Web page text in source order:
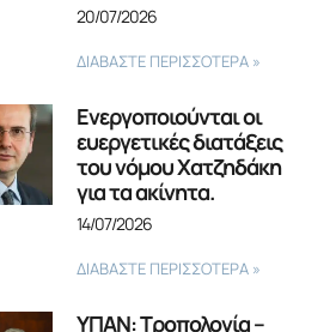
20/07/2026
ΔΙΑΒΑΣΤΕ ΠΕΡΙΣΣΟΤΕΡΑ »
Ενεργοποιούνται οι
ευεργετικές διατάξεις
του νόμου Χατζηδάκη
για τα ακίνητα.
14/07/2026
ΔΙΑΒΑΣΤΕ ΠΕΡΙΣΣΟΤΕΡΑ »
ΥΠΑΝ: Τροπολογία –